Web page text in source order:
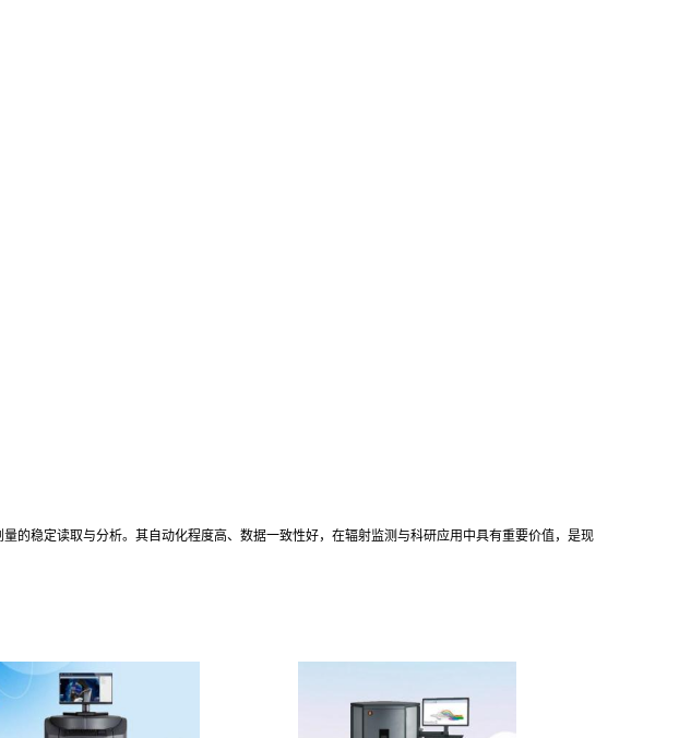
的稳定读取与分析。其自动化程度高、数据一致性好，在辐射监测与科研应用中具有重要价值，是现